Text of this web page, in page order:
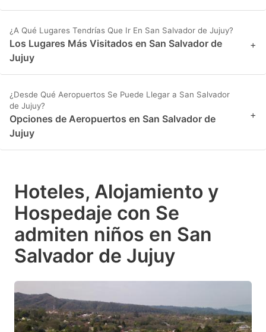
¿A Qué Lugares Tendrías Que Ir En San Salvador de Jujuy?
Los Lugares Más Visitados en San Salvador de
Jujuy
+
¿Desde Qué Aeropuertos Se Puede Llegar a San Salvador
de Jujuy?
Opciones de Aeropuertos en San Salvador de
Jujuy
+
Hoteles, Alojamiento y
Hospedaje con Se
admiten niños en San
Salvador de Jujuy